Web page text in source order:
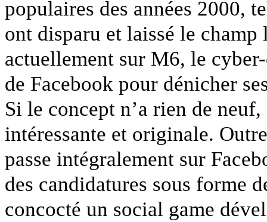
populaires des années 2000,
ont disparu et laissé le
actuellement sur M6, le
de Facebook pour dénicher
Si le concept n’a rien de
intéressante et originale.
passe intégralement sur
des candidatures sous forme
concocté un social game